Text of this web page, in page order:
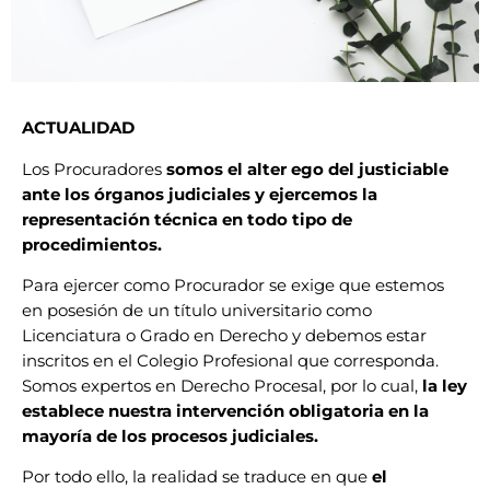
ACTUALIDAD
Los Procuradores somos el alter ego del justiciable
ante los órganos judiciales y ejercemos la
representación técnica en todo tipo de
procedimientos.
Para ejercer como Procurador se exige que estemos
en posesión de un título universitario como
Licenciatura o Grado en Derecho y debemos estar
inscritos en el Colegio Profesional que corresponda.
Somos expertos en Derecho Procesal, por lo cual, la ley
establece nuestra intervención obligatoria en la
mayoría de los procesos judiciales.
Por todo ello, la realidad se traduce en que el